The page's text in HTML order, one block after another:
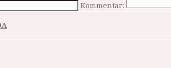
Kommentar: